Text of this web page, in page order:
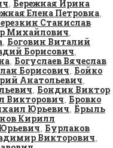
, Бережная Ирина
Елена Петровна,
Станислав
Михайлович,
, Боговин Виталий
Борисович,
, Богуслаев Вячеслав
Борисович, Бойко
Анатольевич,
, Бондик Виктор
Викторович, Бровко
Юрьевич, Брыль
Кирилл
, Бурлаков
Викторович,